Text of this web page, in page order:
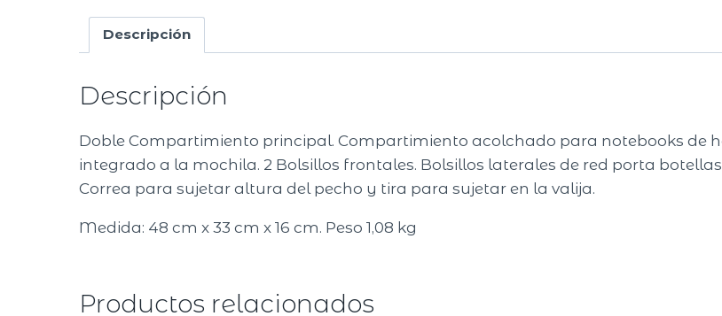
Descripción
Descripción
Doble Compartimiento principal. Compartimiento acolchado para notebooks de
integrado a la mochila. 2 Bolsillos frontales. Bolsillos laterales de red porta
Correa para sujetar altura del pecho y tira para sujetar en la valija.
Medida: 48 cm x 33 cm x 16 cm. Peso 1,08 kg
Productos relacionados